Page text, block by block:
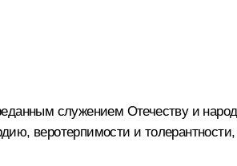
служением Отечеству и
веротерпимости и